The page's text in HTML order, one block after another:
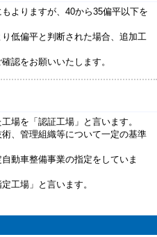
よりますが、40から35偏平以下を
低偏平と判断された場合、追加工
認をお願いいたします。
場を「認証工場」と言います。
、管理組織等について一定の基準
動車整備事業の指定をしていま
工場」と言います。